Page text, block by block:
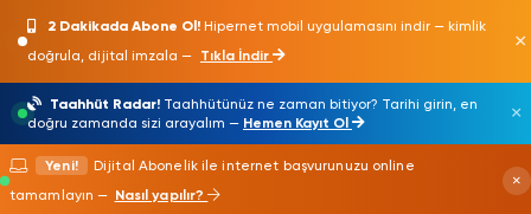
2 Dakikada Abone Ol! Hipernet mobil uygulamasını indir — kimlik
doğrula, dijital imzala — Tıkla İndir ×
Taahhüt Radar! Taahhütünüz ne zaman bitiyor? Tarihi girin, en
doğru zamanda sizi arayalım — Hemen Kayıt Ol ×
Yeni!
Dijital Abonelik ile internet başvurunuzu online
tamamlayın — Nasıl yapılır?
×